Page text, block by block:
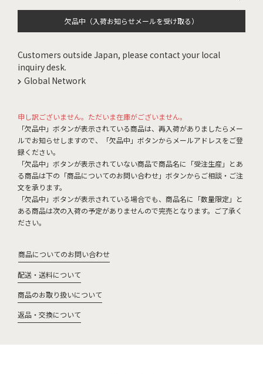
欠品中（入荷お知らせメールを受け取る）
Customers outside Japan, please contact your local
inquiry desk.
Global Network
申し訳ございません。ただいま在庫がございません。
「欠品中」ボタンが表示されている商品は、再入荷がありましたらメー
ルでお知らせしますので、「欠品中」ボタンからメールアドレスをご登
録ください。
「欠品中」ボタンが表示されていない商品で商品名に「受注生産」とあ
る商品は下の「商品についてのお問い合わせ」ボタンからご相談・ご注
文を承ります。
「欠品中」ボタンが表示されている場合でも、商品名に「数量限定」と
ある商品は次の入荷の予定がありませんので完売となります。ご了承く
ださい。
商品についてのお問い合わせ
配送・送料について
商品のお取り扱いについて
返品・交換について